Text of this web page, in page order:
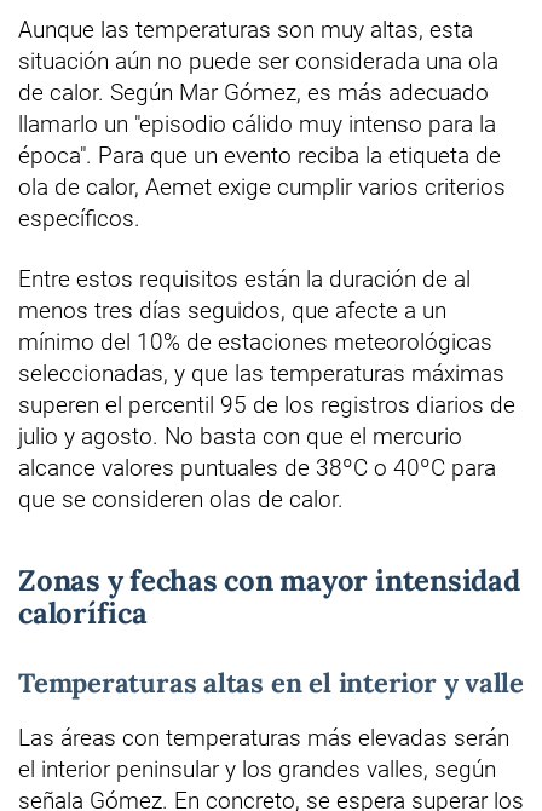
Aunque las temperaturas son muy altas, esta
situación aún no puede ser considerada una ola
de calor. Según Mar Gómez, es más adecuado
llamarlo un "episodio cálido muy intenso para la
época". Para que un evento reciba la etiqueta de
ola de calor, Aemet exige cumplir varios criterios
específicos.
Entre estos requisitos están la duración de al
menos tres días seguidos, que afecte a un
mínimo del 10% de estaciones meteorológicas
seleccionadas, y que las temperaturas máximas
superen el percentil 95 de los registros diarios de
julio y agosto. No basta con que el mercurio
alcance valores puntuales de 38ºC o 40ºC para
que se consideren olas de calor.
Zonas y fechas con mayor intensidad
calorífica
Temperaturas altas en el interior y valle
Las áreas con temperaturas más elevadas serán
el interior peninsular y los grandes valles, según
señala Gómez. En concreto, se espera superar los